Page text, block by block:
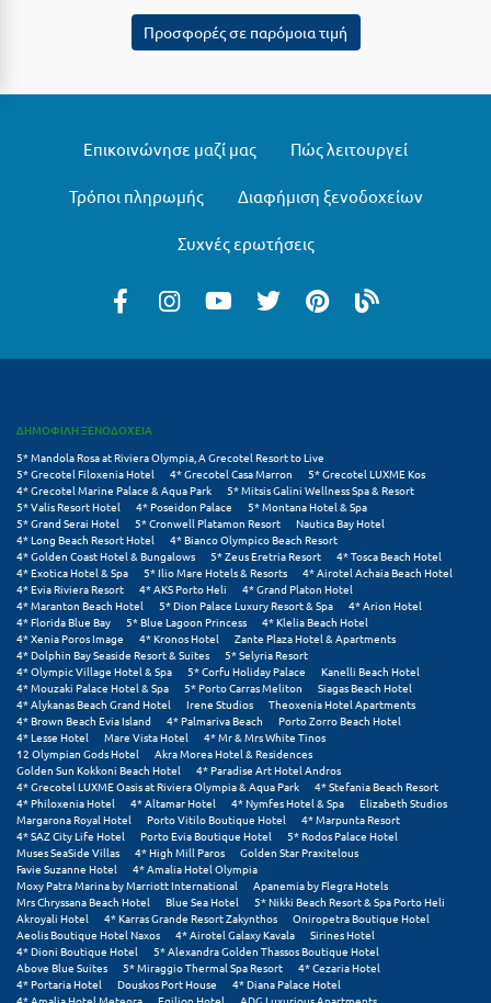
Νέοι Πόροι Πιερίας
Ξ
Ξυλόκαστρο
Ο
Ορεινή Αρκαδία
Ορεινή Ναυπακτία
Π
Πάλαιρος
Παξοί
Παραλία Κατερίνης
Παραλία Λιτοχώρου
Παράλιο Άστρος
Πάργα
Προσφορές σε παρόμοια τιμή
Επικοινώνησε μαζί μας Πώς λειτουργεί
Τρόποι πληρωμής Διαφήμιση ξενοδοχείων
Συχνές ερωτήσεις
ΔΗΜΟΦΙΛΗ ΞΕΝΟΔΟΧΕΙΑ
5* Mandola Rosa at Riviera Olympia, A Grecotel Resort to Live
5* Grecotel Filoxenia Hotel
4* Grecotel Casa Marron
5* Grecotel LUXME Kos
4* Grecotel Marine Palace & Aqua Park
5* Mitsis Galini Wellness Spa & Resort
5* Valis Resort Hotel
4* Poseidon Palace
5* Montana Hotel & Spa
5* Grand Serai Hotel
5* Cronwell Platamon Resort
Nautica Bay Hotel
4* Long Beach Resort Hotel
4* Bianco Olympico Beach Resort
4* Golden Coast Hotel & Bungalows
5* Zeus Eretria Resort
4* Tosca Beach Hotel
4* Exotica Hotel & Spa
5* Ilio Mare Hotels & Resorts
4* Airotel Achaia Beach Hotel
4* Evia Riviera Resort
4* AKS Porto Heli
4* Grand Platon Hotel
4* Maranton Beach Hotel
5* Dion Palace Luxury Resort & Spa
4* Arion Hotel
4* Florida Blue Bay
5* Blue Lagoon Princess
4* Klelia Beach Hotel
4* Xenia Poros Image
4* Kronos Hotel
Zante Plaza Hotel & Apartments
4* Dolphin Bay Seaside Resort & Suites
5* Selyria Resort
4* Olympic Village Hotel & Spa
5* Corfu Holiday Palace
Kanelli Beach Hotel
4* Mouzaki Palace Hotel & Spa
5* Porto Carras Meliton
Siagas Beach Hotel
4* Alykanas Beach Grand Hotel
Irene Studios
Theoxenia Hotel Apartments
4* Brown Beach Evia Island
4* Palmariva Beach
Porto Zorro Beach Hotel
4* Lesse Hotel
Mare Vista Hotel
4* Mr & Mrs White Tinos
12 Olympian Gods Hotel
Akra Morea Hotel & Residences
Golden Sun Kokkoni Beach Hotel
4* Paradise Art Hotel Andros
4* Grecotel LUXME Oasis at Riviera Olympia & Aqua Park
4* Stefania Beach Resort
4* Philoxenia Hotel
4* Altamar Hotel 4* Nymfes Hotel & Spa
Elizabeth Studios
Margarona Royal Hotel
Porto Vitilo Boutique Hotel
4* Marpunta Resort
4* SAZ City Life Hotel
Porto Evia Boutique Hotel
5* Rodos Palace Hotel
Muses SeaSide Villas
4* High Mill Paros
Golden Star Praxitelous
Favie Suzanne Hotel
4* Amalia Hotel Olympia
Moxy Patra Marina by Marriott International
Apanemia by Flegra Hotels
Mrs Chryssana Beach Hotel
Blue Sea Hotel
5* Nikki Beach Resort & Spa Porto Heli
Akroyali Hotel
4* Karras Grande Resort Zakynthos
Oniropetra Boutique Hotel
Aeolis Boutique Hotel Naxos
4* Airotel Galaxy Kavala
Sirines Hotel
4* Dioni Boutique Hotel
5* Alexandra Golden Thassos Boutique Hotel
Above Blue Suites
5* Miraggio Thermal Spa Resort
4* Cezaria Hotel
4* Portaria Hotel
Douskos Port House
4* Diana Palace Hotel